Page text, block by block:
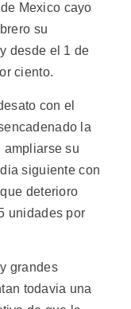
Mexico cayo
su
desde el 1 de
ciento.
con el
la
ampliarse su
siguiente con
deterioro
unidades por
grandes
todavia una